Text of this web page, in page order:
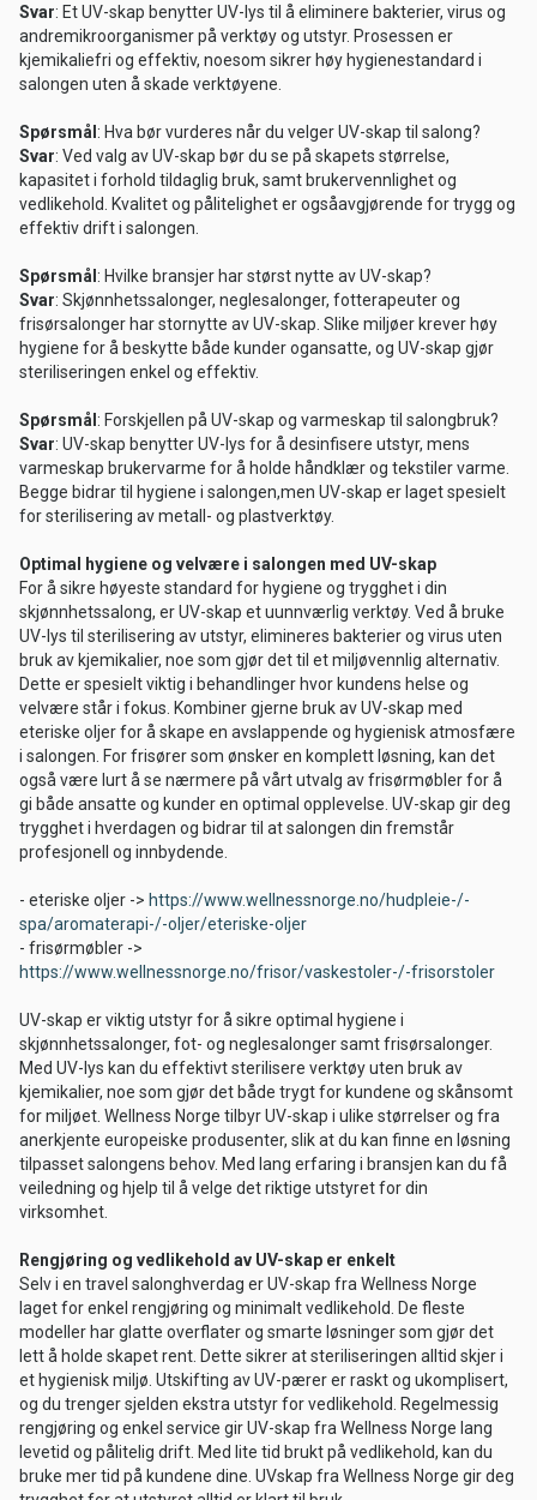
Svar: Et UV-skap benytter UV-lys til å eliminere bakterier, virus og
andremikroorganismer på verktøy og utstyr. Prosessen er
kjemikaliefri og effektiv, noesom sikrer høy hygienestandard i
salongen uten å skade verktøyene.
Spørsmål : Hva bør vurderes når du velger UV-skap til salong?
Svar: Ved valg av UV-skap bør du se på skapets størrelse,
kapasitet i forhold tildaglig bruk, samt brukervennlighet og
vedlikehold. Kvalitet og pålitelighet er ogsåavgjørende for trygg og
effektiv drift i salongen.
Spørsmål : Hvilke bransjer har størst nytte av UV-skap?
Svar: Skjønnhetssalonger, neglesalonger, fotterapeuter og
frisørsalonger har stornytte av UV-skap. Slike miljøer krever høy
hygiene for å beskytte både kunder ogansatte, og UV-skap gjør
steriliseringen enkel og effektiv.
Spørsmål : Forskjellen på UV-skap og varmeskap til salongbruk?
Svar: UV-skap benytter UV-lys for å desinfisere utstyr, mens
varmeskap brukervarme for å holde håndklær og tekstiler varme.
Begge bidrar til hygiene i salongen,men UV-skap er laget spesielt
for sterilisering av metall- og plastverktøy.
Optimal hygiene og velvære i salongen med UV-skap
For å sikre høyeste standard for hygiene og trygghet i din
skjønnhetssalong, er UV-skap et uunnværlig verktøy. Ved å bruke
UV-lys til sterilisering av utstyr, elimineres bakterier og virus uten
bruk av kjemikalier, noe som gjør det til et miljøvennlig alternativ.
Dette er spesielt viktig i behandlinger hvor kundens helse og
velvære står i fokus. Kombiner gjerne bruk av UV-skap med
eteriske oljer for å skape en avslappende og hygienisk atmosfære
i salongen. For frisører som ønsker en komplett løsning, kan det
også være lurt å se nærmere på vårt utvalg av frisørmøbler for å
gi både ansatte og kunder en optimal opplevelse. UV-skap gir deg
trygghet i hverdagen og bidrar til at salongen din fremstår
profesjonell og innbydende.
- eteriske oljer -> https://www.wellnessnorge.no/hudpleie-/-
spa/aromaterapi-/-oljer/eteriske-oljer
- frisørmøbler ->
https://www.wellnessnorge.no/frisor/vaskestoler-/-frisorstoler
UV-skap er viktig utstyr for å sikre optimal hygiene i
skjønnhetssalonger, fot- og neglesalonger samt frisørsalonger.
Med UV-lys kan du effektivt sterilisere verktøy uten bruk av
kjemikalier, noe som gjør det både trygt for kundene og skånsomt
for miljøet. Wellness Norge tilbyr UV-skap i ulike størrelser og fra
anerkjente europeiske produsenter, slik at du kan finne en løsning
tilpasset salongens behov. Med lang erfaring i bransjen kan du få
veiledning og hjelp til å velge det riktige utstyret for din
virksomhet.
Rengjøring og vedlikehold av UV-skap er enkelt
Selv i en travel salonghverdag er UV-skap fra Wellness Norge
laget for enkel rengjøring og minimalt vedlikehold. De fleste
modeller har glatte overflater og smarte løsninger som gjør det
lett å holde skapet rent. Dette sikrer at steriliseringen alltid skjer i
et hygienisk miljø. Utskifting av UV-pærer er raskt og ukomplisert,
og du trenger sjelden ekstra utstyr for vedlikehold. Regelmessig
rengjøring og enkel service gir UV-skap fra Wellness Norge lang
levetid og pålitelig drift. Med lite tid brukt på vedlikehold, kan du
bruke mer tid på kundene dine. UVskap fra Wellness Norge gir deg